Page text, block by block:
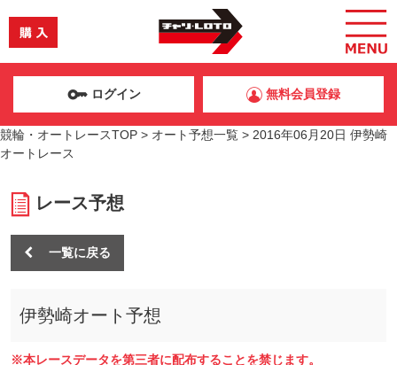
ログイン 無料会員登録
競輪・オートレースTOP > オート予想一覧 > 2016年06月20日 伊勢崎
オートレース
レース予想
一覧に戻る
伊勢崎オート予想
※本レースデータを第三者に配布することを禁じます。